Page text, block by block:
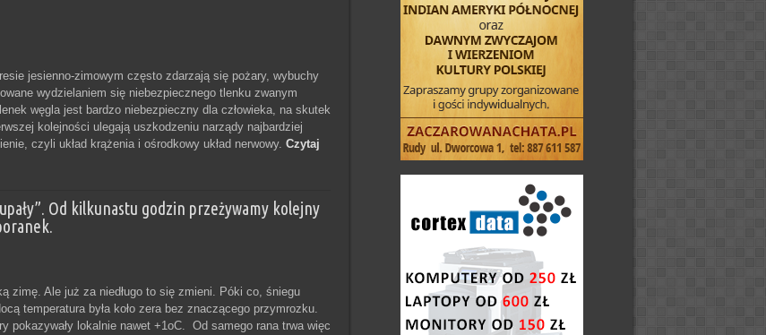
jesienno-zimowym często zdarzają się pożary, wybuchy
wydzielaniem się niebezpiecznego tlenku zwanym
węgla jest bardzo niebezpieczny dla człowieka, na skutek
kolejności ulegają uszkodzeniu narządy najbardziej
czyli układ krążenia i ośrodkowy układ nerwowy. Czytaj
Od kilkunastu godzin przeżywamy kolejny
zimę. Ale już za niedługo to się zmieni. Póki co, śniegu
temperatura była koło zera bez znaczącego przymrozku.
pokazywały lokalnie nawet +1oC. Od samego rana trwa więc